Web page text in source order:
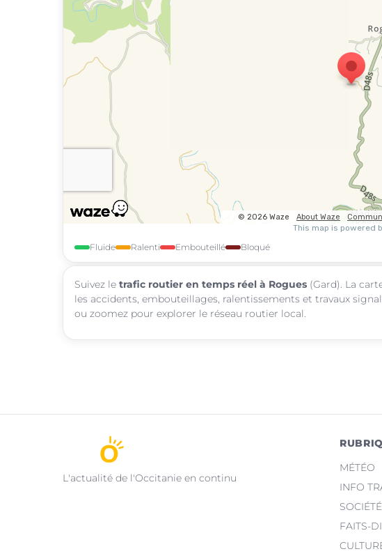
Fluide Ralenti Embouteillé Bloqué
Suivez le trafic routier en temps réel à Rogues (Gard). La
les accidents, embouteillages, ralentissements et travaux
ou zoomez pour explorer le réseau routier local.
L'actualité de l'Occitanie en continu
MÉTÉO
INFO
SOCIÉTÉ
FAITS-